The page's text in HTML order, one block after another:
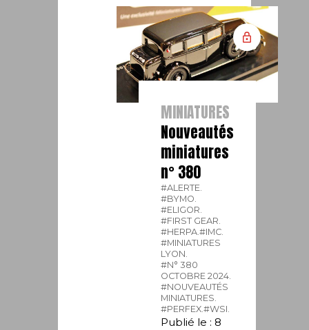
MINIATURES
Nouveautés
miniatures
n° 380
#ALERTE.
#BYMO.
#ELIGOR.
#FIRST GEAR.
#HERPA.#IMC.
#MINIATURES
LYON.
#N° 380
OCTOBRE 2024.
#NOUVEAUTÉS
MINIATURES.
#PERFEX.#WSI.
Publié le : 8